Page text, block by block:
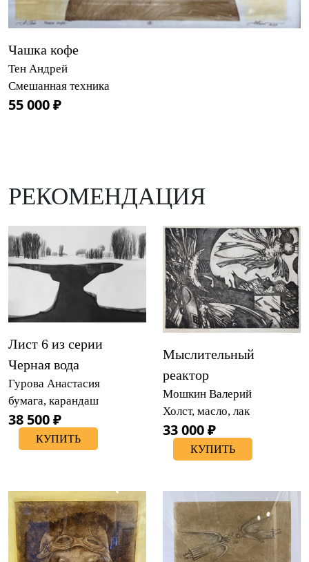
Чашка кофе
Тен Андрей
Смешанная техника
55 000 ₽
РЕКОМЕНДАЦИЯ
Лист 6 из серии
Черная вода
Гурова Анастасия
бумага, карандаш
38 500 ₽
КУПИТЬ
Мыслительный
реактор
Мошкин Валерий
Холст, масло, лак
33 000 ₽
КУПИТЬ